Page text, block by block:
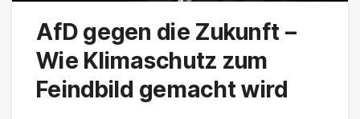
AfD gegen die Zukunft –
Wie Klimaschutz zum
Feindbild gemacht wird